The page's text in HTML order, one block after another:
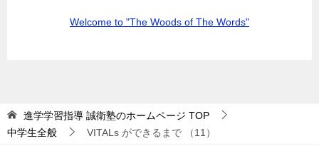
Welcome to "The Woods of The Words"
進学学習指導 誠衛塾のホームページ TOP
中学生全般
VITALs ができるまで （11）